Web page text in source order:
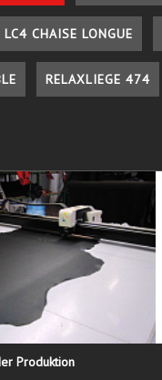
LC4 CHAISE LONGUE
RELAXLIEGE 474
Produktion